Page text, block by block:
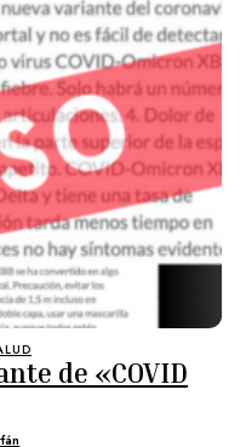
de «COVID